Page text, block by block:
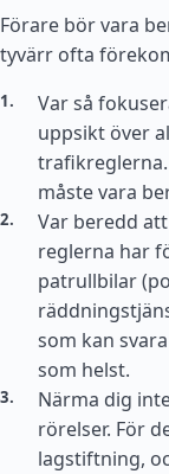
Förare bör vara
tyvärr ofta
Var så
uppsikt över
måste vara
Var beredd
reglerna har
patrullbilar
som kan
som helst.
Närma dig
rörelser. För
lagstiftning,